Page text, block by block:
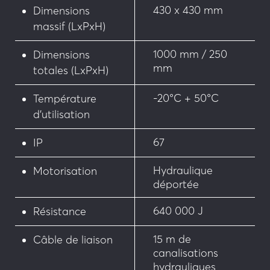
• Fin de course haut
• Écrous sécables pour sécurisation de l’accès à
la borne
• Dispositif chauffant en cas de grands froids ou
exposition à des conditions de neige ou de gel
• Huile grand froid
Personnalisation
• Teinte RAL au choix
• Chemisage inox
• Bandeau lumineux
• Personnalisation sur la tête de borne
Dimensions
massif (LxPxH)
430 x 430 mm
Dimensions
totales (LxPxH)
1000 mm / 250
mm
Température
d’utilisation
-20°C + 50°C
IP 67
Motorisation
Hydraulique
déportée
Résistance 640 000 J
Câble de liaison
15 m de
canalisations
hydrauliques